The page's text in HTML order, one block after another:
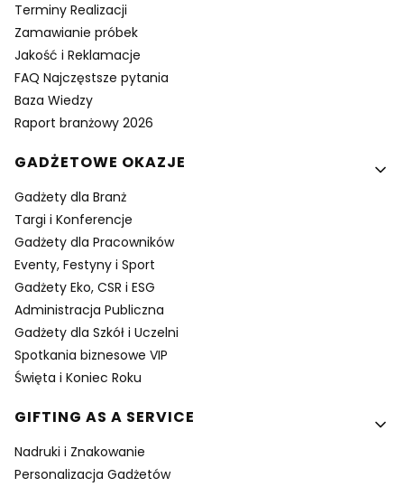
Terminy Realizacji
Zamawianie próbek
Jakość i Reklamacje
FAQ Najczęstsze pytania
Baza Wiedzy
Raport branżowy 2026
GADŻETOWE OKAZJE
Gadżety dla Branż
Targi i Konferencje
Gadżety dla Pracowników
Eventy, Festyny i Sport
Gadżety Eko, CSR i ESG
Administracja Publiczna
Gadżety dla Szkół i Uczelni
Spotkania biznesowe VIP
Święta i Koniec Roku
GIFTING AS A SERVICE
Nadruki i Znakowanie
Personalizacja Gadżetów